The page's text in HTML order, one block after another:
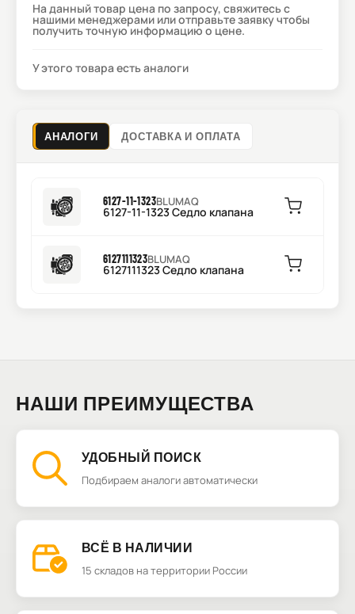
На данный товар цена по запросу, свяжитесь с
нашими менеджерами или отправьте заявку чтобы
получить точную информацию о цене.
У этого товара есть аналоги
АНАЛОГИ ДОСТАВКА И ОПЛАТА
6127-11-1323BLUMAQ
6127-11-1323 Седло клапана
6127111323BLUMAQ
6127111323 Седло клапана
НАШИ ПРЕИМУЩЕСТВА
УДОБНЫЙ ПОИСК
Подбираем аналоги автоматически
ВСЁ В НАЛИЧИИ
15 складов на территории России